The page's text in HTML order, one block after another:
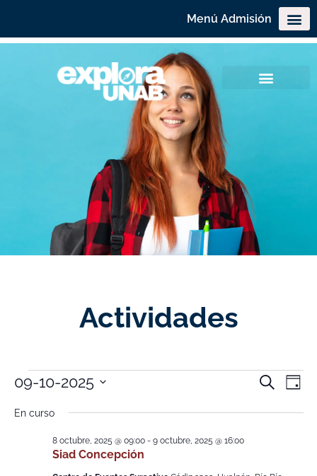
Menú Admisión
Actividades
de
Buscar
de
Día
09-10-2025
la
fecha.
En curso
Siad Concepción
8 octubre, 2025 @ 09:00- 9 octubre, 2025 @ 16:00